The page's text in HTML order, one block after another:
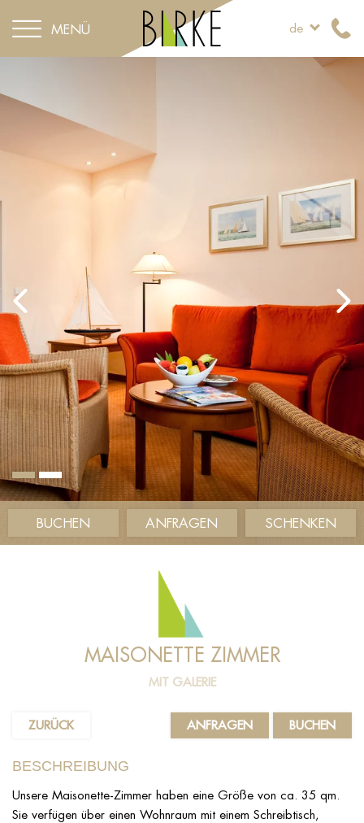
MENÜ de
BUCHEN ANFRAGEN SCHENKEN
MAISONETTE ZIMMER
MIT GALERIE
ZURÜCK BUCHEN
ANFRAGEN
BESCHREIBUNG
Unsere Maisonette-Zimmer haben eine Größe von ca. 35 qm.
Sie verfügen über einen Wohnraum mit einem Schreibtisch,